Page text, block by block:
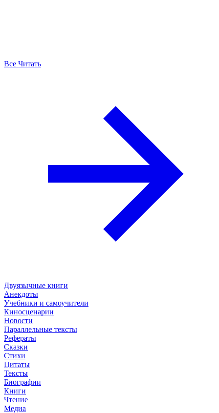
Все Читать
Двуязычные книги
Анекдоты
Учебники и самоучители
Киносценарии
Новости
Параллельные тексты
Рефераты
Сказки
Стихи
Цитаты
Тексты
Биографии
Книги
Чтение
Медиа